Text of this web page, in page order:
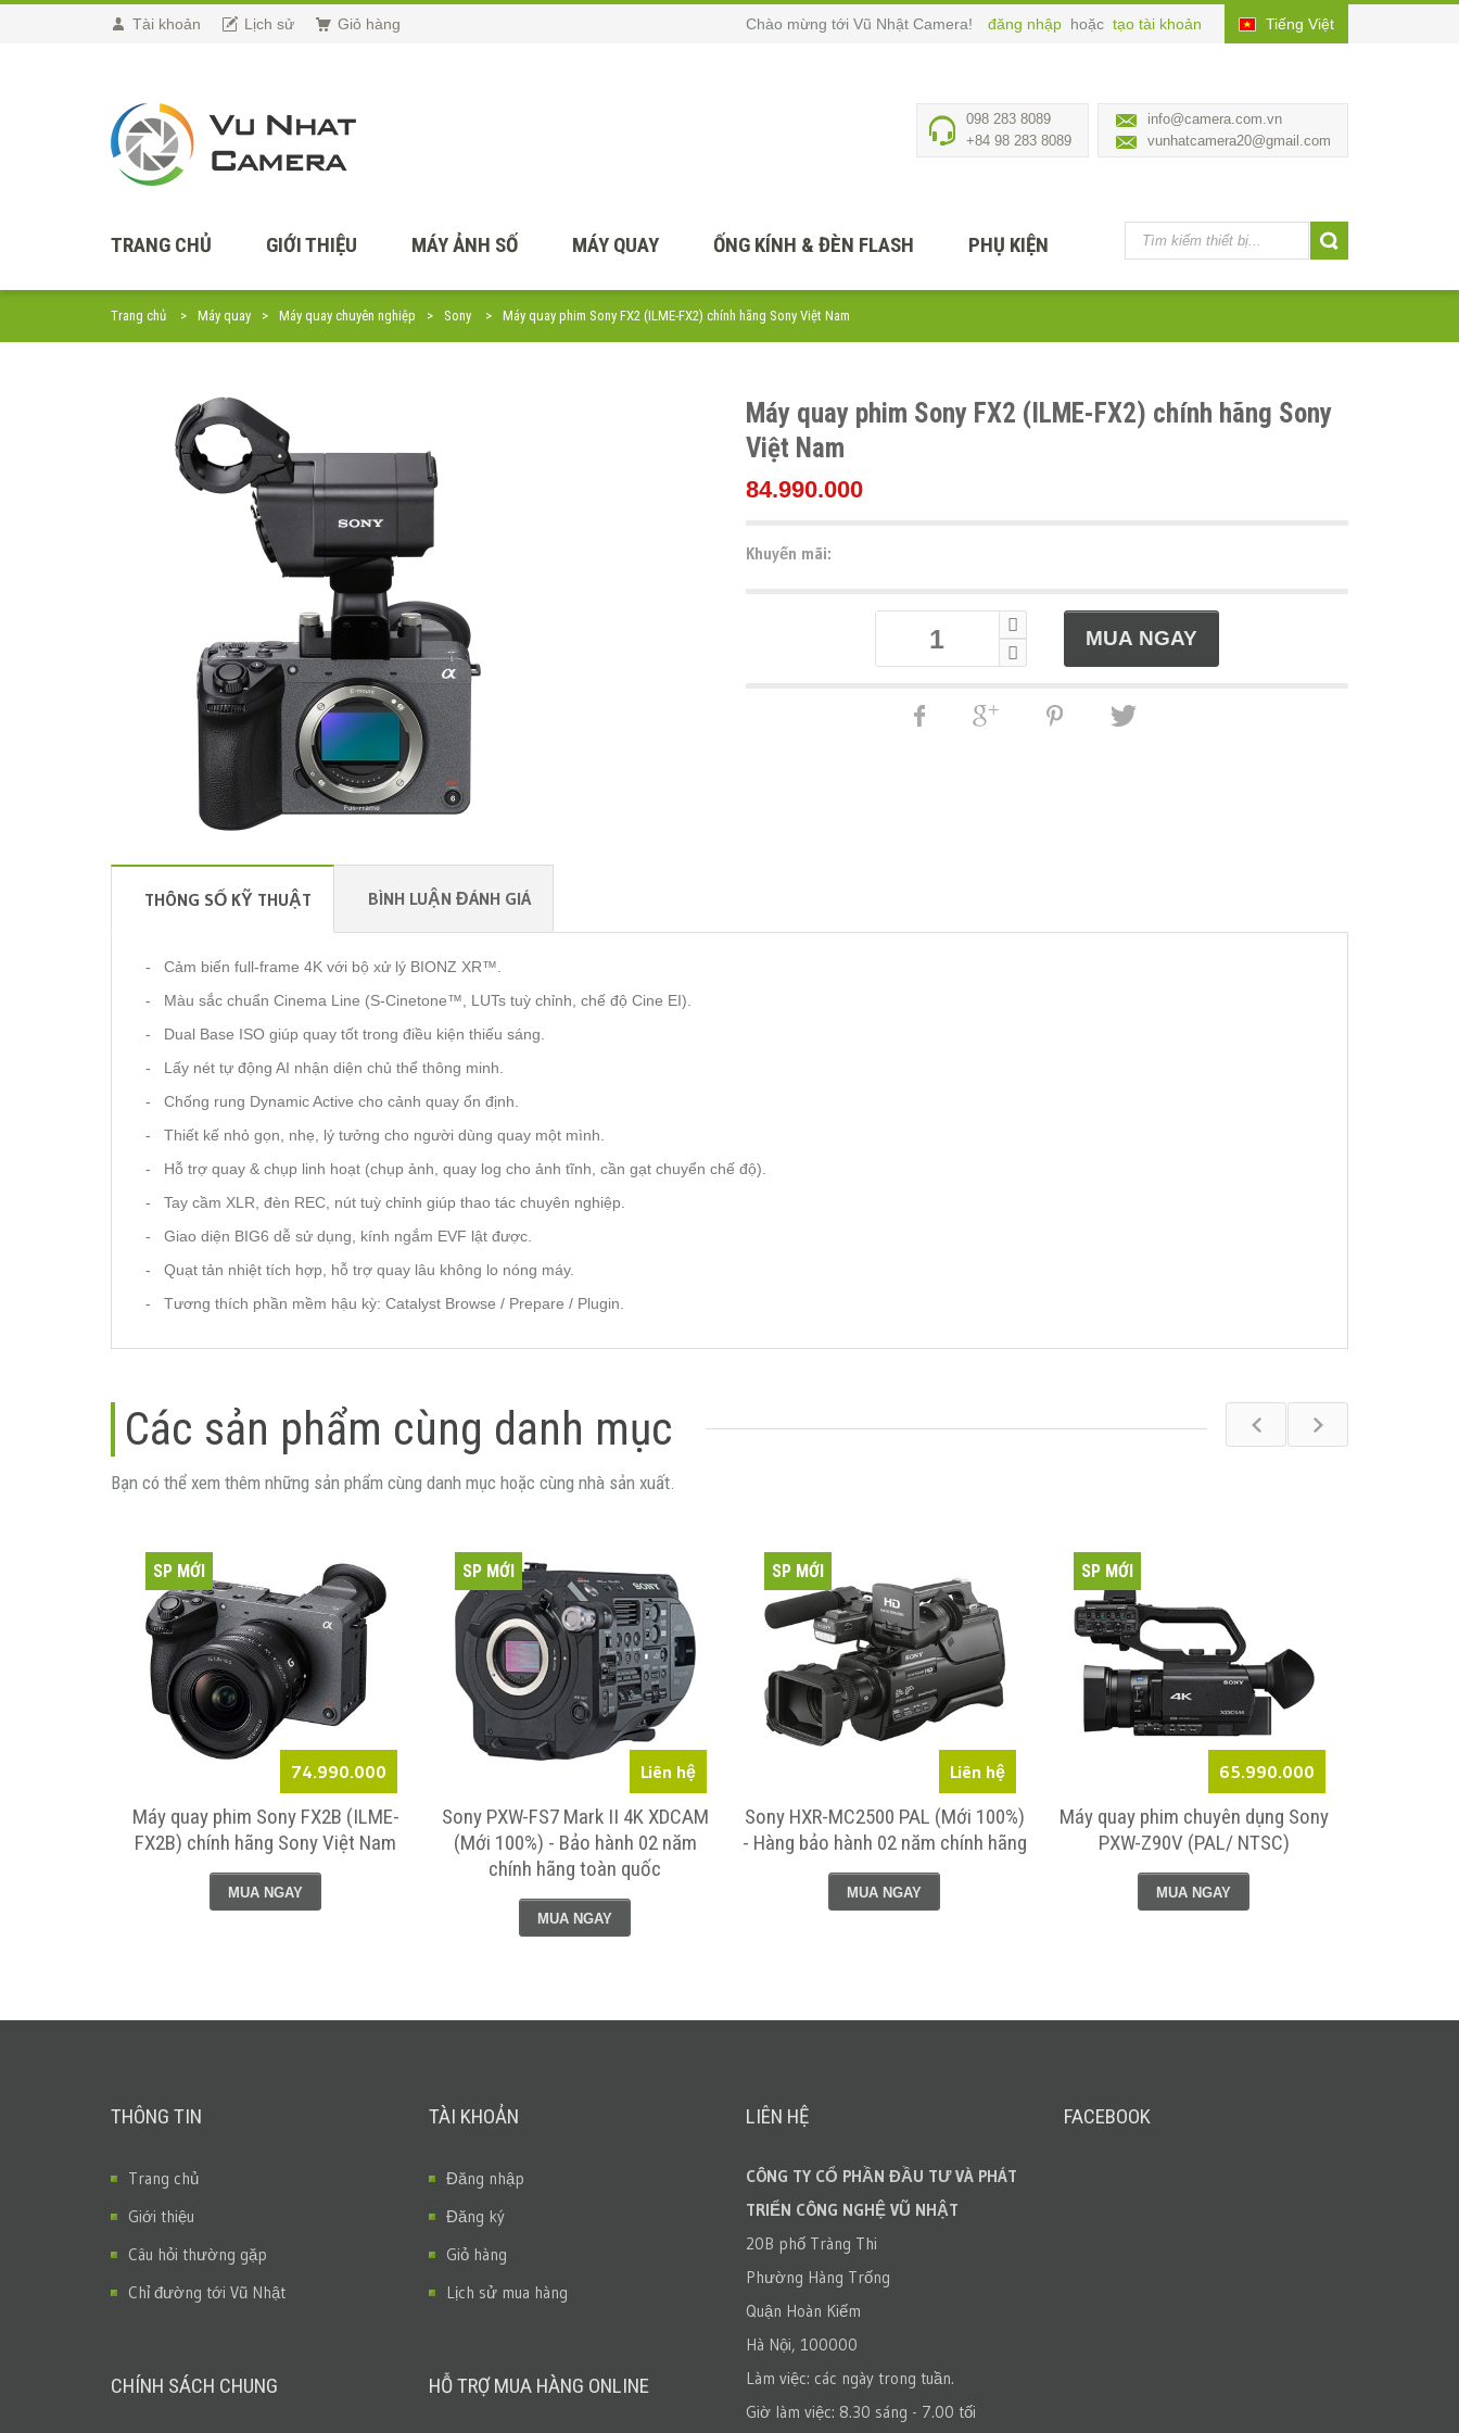
Tài khoản Lịch sử Giỏ hàng Tiếng Việt
Chào mừng tới Vũ Nhật Camera! đăng nhập hoặc tạo tài khoản
info@camera.com.vn
vunhatcamera20@gmail.com
098 283 8089
+84 98 283 8089
TRANG CHỦ GIỚI THIỆU MÁY ẢNH SỐ MÁY QUAY ỐNG KÍNH & ĐÈN FLASH PHỤ KIỆN
Trang chủ Máy quay Máy quay chuyên nghiệp Sony Máy quay phim Sony FX2 (ILME-FX2) chính hãng Sony Việt Nam
Máy quay phim Sony FX2 (ILME-FX2) chính hãng Sony
Việt Nam
84.990.000
Khuyến mãi:
THÔNG SỐ KỸ THUẬT BÌNH LUẬN ĐÁNH GIÁ
- Cảm biến full-frame 4K với bộ xử lý BIONZ XR™.
- Màu sắc chuẩn Cinema Line (S-Cinetone™, LUTs tuỳ chỉnh, chế độ Cine EI).
- Dual Base ISO giúp quay tốt trong điều kiện thiếu sáng.
- Lấy nét tự động AI nhận diện chủ thể thông minh.
- Chống rung Dynamic Active cho cảnh quay ổn định.
- Thiết kế nhỏ gọn, nhẹ, lý tưởng cho người dùng quay một mình.
- Hỗ trợ quay & chụp linh hoạt (chụp ảnh, quay log cho ảnh tĩnh, cần gạt chuyển chế độ).
- Tay cầm XLR, đèn REC, nút tuỳ chỉnh giúp thao tác chuyên nghiệp.
- Giao diện BIG6 dễ sử dụng, kính ngắm EVF lật được.
- Quạt tản nhiệt tích hợp, hỗ trợ quay lâu không lo nóng máy.
- Tương thích phần mềm hậu kỳ: Catalyst Browse / Prepare / Plugin.
Các sản phẩm cùng danh mục
Bạn có thể xem thêm những sản phẩm cùng danh mục hoặc cùng nhà sản xuất.
74.990.000
SP MỚI
Máy quay phim Sony FX2B (ILME-
FX2B) chính hãng Sony Việt Nam
MUA NGAY
Liên hệ
SP MỚI
Sony PXW-FS7 Mark II 4K XDCAM
(Mới 100%) - Bảo hành 02 năm
chính hãng toàn quốc
MUA NGAY
Liên hệ
SP MỚI
Sony HXR-MC2500 PAL (Mới 100%)
- Hàng bảo hành 02 năm chính hãng
MUA NGAY
65.990.000
SP MỚI
Máy quay phim chuyên dụng Sony
PXW-Z90V (PAL/ NTSC)
MUA NGAY
THÔNG TIN
Trang chủ
Giới thiệu
Câu hỏi thường gặp
Chỉ đường tới Vũ Nhật
CHÍNH SÁCH CHUNG
TÀI KHOẢN
Đăng nhập
Đăng ký
Giỏ hàng
Lịch sử mua hàng
HỖ TRỢ MUA HÀNG ONLINE
LIÊN HỆ
CÔNG TY CỔ PHẦN ĐẦU TƯ VÀ PHÁT
TRIỂN CÔNG NGHỆ VŨ NHẬT
20B phố Tràng Thi
Phường Hàng Trống
Quận Hoàn Kiếm
Hà Nội, 100000
Làm việc: các ngày trong tuần.
Giờ làm việc: 8.30 sáng - 7.00 tối
FACEBOOK